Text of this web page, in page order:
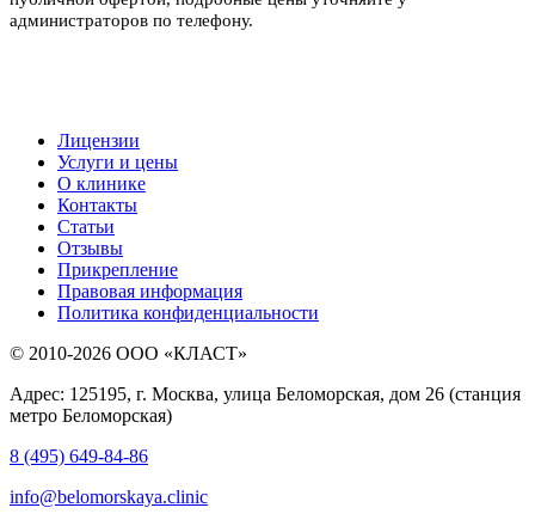
администраторов по телефону.
Лицензии
Услуги и цены
О клинике
Контакты
Статьи
Отзывы
Прикрепление
Правовая информация
Политика конфиденциальности
© 2010-2026 ООО «КЛАСТ»
Адрес: 125195, г. Москва, улица Беломорская, дом 26 (станция
метро Беломорская)
8 (495) 649-84-86
info@belomorskaya.clinic